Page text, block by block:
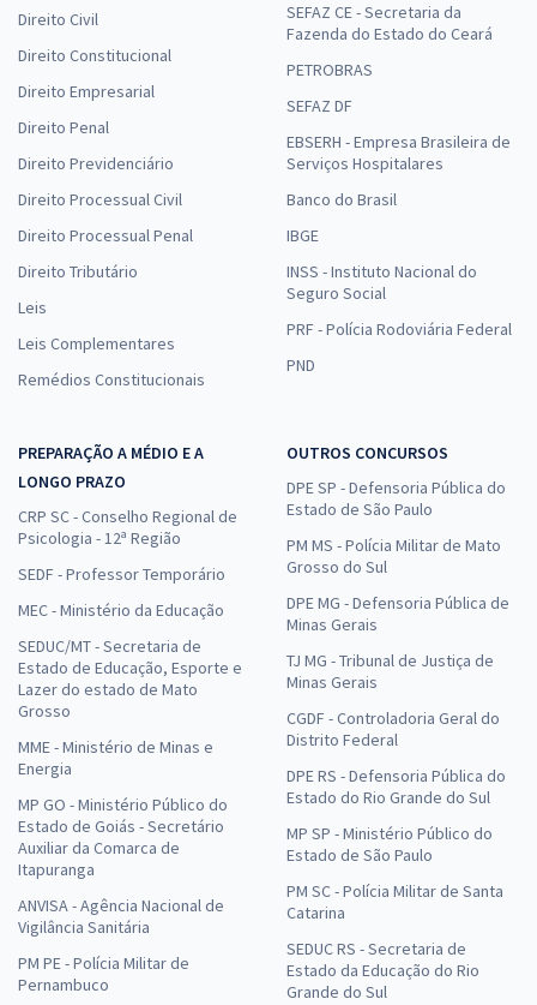
Direito Civil
Direito Constitucional
Direito Empresarial
Direito Penal
Direito Previdenciário
Direito Processual Civil
Direito Processual Penal
Direito Tributário
Leis
Leis Complementares
Remédios Constitucionais
SEFAZ CE - Secretaria da
Fazenda do Estado do Ceará
PETROBRAS
SEFAZ DF
EBSERH - Empresa Brasileira de
Serviços Hospitalares
Banco do Brasil
IBGE
INSS - Instituto Nacional do
Seguro Social
PRF - Polícia Rodoviária Federal
PND
PREPARAÇÃO A MÉDIO E A
LONGO PRAZO
CRP SC - Conselho Regional de
Psicologia - 12ª Região
SEDF - Professor Temporário
MEC - Ministério da Educação
SEDUC/MT - Secretaria de
Estado de Educação, Esporte e
Lazer do estado de Mato
Grosso
MME - Ministério de Minas e
Energia
MP GO - Ministério Público do
Estado de Goiás - Secretário
Auxiliar da Comarca de
Itapuranga
ANVISA - Agência Nacional de
Vigilância Sanitária
PM PE - Polícia Militar de
Pernambuco
OUTROS CONCURSOS
DPE SP - Defensoria Pública do
Estado de São Paulo
PM MS - Polícia Militar de Mato
Grosso do Sul
DPE MG - Defensoria Pública de
Minas Gerais
TJ MG - Tribunal de Justiça de
Minas Gerais
CGDF - Controladoria Geral do
Distrito Federal
DPE RS - Defensoria Pública do
Estado do Rio Grande do Sul
MP SP - Ministério Público do
Estado de São Paulo
PM SC - Polícia Militar de Santa
Catarina
SEDUC RS - Secretaria de
Estado da Educação do Rio
Grande do Sul